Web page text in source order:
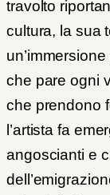
travolto
cultura, la sua
che pare ogni
che prendono
l’artista fa
angoscianti e